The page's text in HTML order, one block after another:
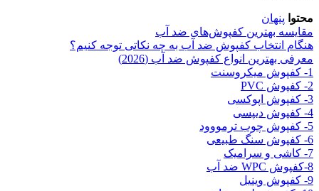
محتوا پنهان
مقایسه بهترین کفپوش‌های ضد آب
هنگام انتخاب کفپوش ضد آب به چه نکاتی توجه کنیم؟
معرفی بهترین انواع کفپوش ضد آب (2026)
1- کفپوش میکروسنت
2- کفپوش PVC
3- کفپوش اپوکسی
4- کفپوش دیپسی
5- کفپوش چوب ترمووود
6- کفپوش سنگ طبیعی
7- کاشی و سرامیک
8-کفپوش WPC ضد آب
9- کفپوش وینیل